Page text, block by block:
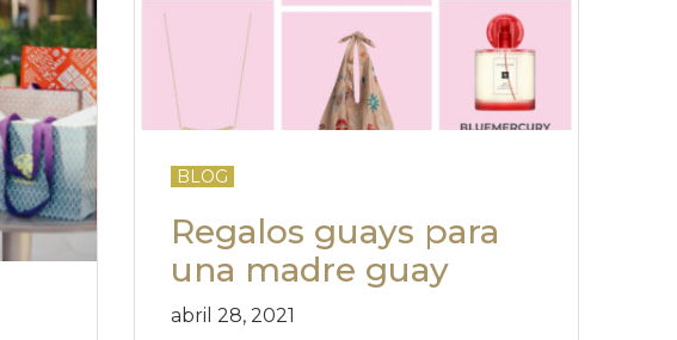
BLOG
Regalos guays para
una madre guay
abril 28, 2021